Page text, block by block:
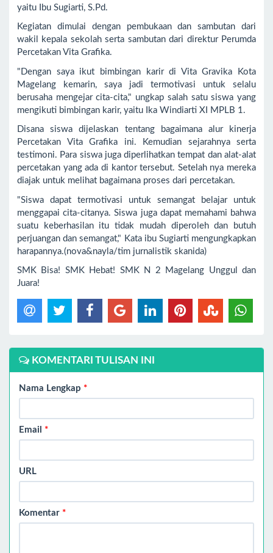
yaitu Ibu Sugiarti, S.Pd.
Kegiatan dimulai dengan pembukaan dan sambutan dari
wakil kepala sekolah serta sambutan dari direktur Perumda
Percetakan Vita Grafika.
"Dengan saya ikut bimbingan karir di Vita Gravika Kota
Magelang kemarin, saya jadi termotivasi untuk selalu
berusaha mengejar cita-cita," ungkap salah satu siswa yang
mengikuti bimbingan karir, yaitu Ika Windiarti XI MPLB 1.
Disana siswa dijelaskan tentang bagaimana alur kinerja
Percetakan Vita Grafika ini. Kemudian sejarahnya serta
testimoni. Para siswa juga diperlihatkan tempat dan alat-alat
percetakan yang ada di kantor tersebut. Setelah nya mereka
diajak untuk melihat bagaimana proses dari percetakan.
"Siswa dapat termotivasi untuk semangat belajar untuk
menggapai cita-citanya. Siswa juga dapat memahami bahwa
suatu keberhasilan itu tidak mudah diperoleh dan butuh
perjuangan dan semangat," Kata ibu Sugiarti mengungkapkan
harapannya.(nova&nayla/tim jurnalistik skanida)
SMK Bisa! SMK Hebat! SMK N 2 Magelang Unggul dan
Juara!
KOMENTARI TULISAN INI
Nama Lengkap *
Email *
URL
Komentar *